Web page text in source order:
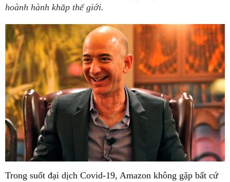
hoành hành khắp thế giới.
Trong suốt đại dịch Covid-19, Amazon không gặp bất cứ